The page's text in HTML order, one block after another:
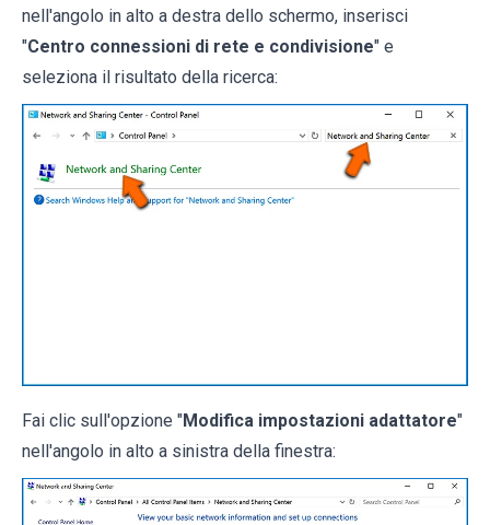
nell'angolo in alto a destra dello schermo, inserisci
"Centro connessioni di rete e condivisione" e
seleziona il risultato della ricerca:
Fai clic sull'opzione "Modifica impostazioni adattatore"
nell'angolo in alto a sinistra della finestra: